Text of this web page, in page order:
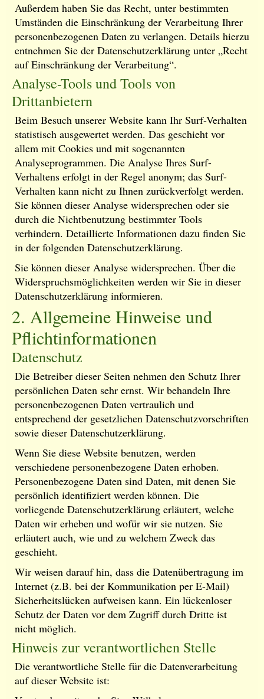
Außerdem haben Sie das Recht, unter bestimmten
Umständen die Einschränkung der Verarbeitung Ihrer
personenbezogenen Daten zu verlangen. Details hierzu
entnehmen Sie der Datenschutzerklärung unter „Recht
auf Einschränkung der Verarbeitung“.
Analyse-Tools und Tools von
Drittanbietern
Beim Besuch unserer Website kann Ihr Surf-Verhalten
statistisch ausgewertet werden. Das geschieht vor
allem mit Cookies und mit sogenannten
Analyseprogrammen. Die Analyse Ihres Surf-
Verhaltens erfolgt in der Regel anonym; das Surf-
Verhalten kann nicht zu Ihnen zurückverfolgt werden.
Sie können dieser Analyse widersprechen oder sie
durch die Nichtbenutzung bestimmter Tools
verhindern. Detaillierte Informationen dazu finden Sie
in der folgenden Datenschutzerklärung.
Sie können dieser Analyse widersprechen. Über die
Widerspruchsmöglichkeiten werden wir Sie in dieser
Datenschutzerklärung informieren.
2. Allgemeine Hinweise und
Pflichtinformationen
Datenschutz
Die Betreiber dieser Seiten nehmen den Schutz Ihrer
persönlichen Daten sehr ernst. Wir behandeln Ihre
personenbezogenen Daten vertraulich und
entsprechend der gesetzlichen Datenschutzvorschriften
sowie dieser Datenschutzerklärung.
Wenn Sie diese Website benutzen, werden
verschiedene personenbezogene Daten erhoben.
Personenbezogene Daten sind Daten, mit denen Sie
persönlich identifiziert werden können. Die
vorliegende Datenschutzerklärung erläutert, welche
Daten wir erheben und wofür wir sie nutzen. Sie
erläutert auch, wie und zu welchem Zweck das
geschieht.
Wir weisen darauf hin, dass die Datenübertragung im
Internet (z.B. bei der Kommunikation per E-Mail)
Sicherheitslücken aufweisen kann. Ein lückenloser
Schutz der Daten vor dem Zugriff durch Dritte ist
nicht möglich.
Hinweis zur verantwortlichen Stelle
Die verantwortliche Stelle für die Datenverarbeitung
auf dieser Website ist: